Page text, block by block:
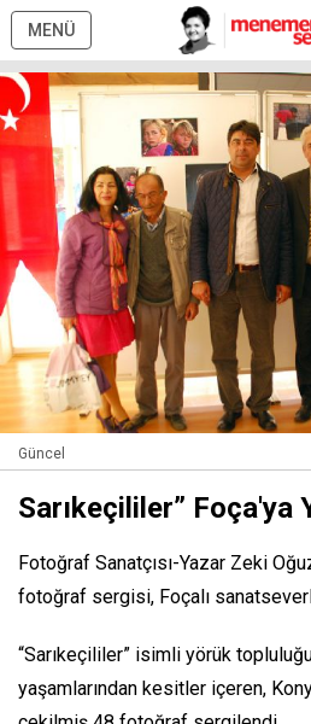
MENÜ
Güncel
Sarıkeçililer” Foça'ya
Fotoğraf Sanatçısı-Yazar Zeki
fotoğraf sergisi, Foçalı
“Sarıkeçililer” isimli yörük
yaşamlarından kesitler içeren,